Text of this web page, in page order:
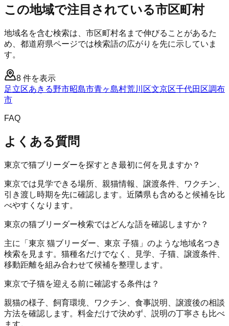
この地域で注目されている市区町村
地域名を含む検索は、市区町村名まで伸びることがあるた
め、都道府県ページでは検索語の広がりを先に示していま
す。
8 件を表示
足立区あきる野市昭島市青ヶ島村荒川区文京区千代田区調布
市
FAQ
よくある質問
東京で猫ブリーダーを探すとき最初に何を見ますか？
東京では見学できる場所、親猫情報、譲渡条件、ワクチン、
引き渡し時期を先に確認します。近隣県も含めると候補を比
べやすくなります。
東京の猫ブリーダー検索ではどんな語を確認しますか？
主に「東京 猫ブリーダー、東京 子猫」のような地域名つき
検索を見ます。猫種名だけでなく、見学、子猫、譲渡条件、
移動距離を組み合わせて候補を整理します。
東京で子猫を迎える前に確認する条件は？
親猫の様子、飼育環境、ワクチン、食事説明、譲渡後の相談
方法を確認します。料金だけで決めず、説明の丁寧さも比べ
ます。